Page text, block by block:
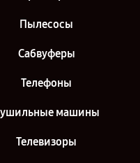
Пылесосы
Сабвуферы
Телефоны
машины
Телевизоры